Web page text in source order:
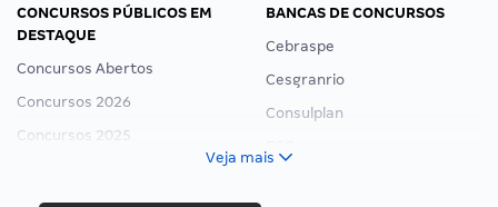
CONCURSOS PÚBLICOS EM
DESTAQUE
Concursos Abertos
Concursos 2026
Concursos 2025
Concurso Ibama
BANCAS DE CONCURSOS
Cebraspe
Cesgranrio
Consulplan
Veja mais